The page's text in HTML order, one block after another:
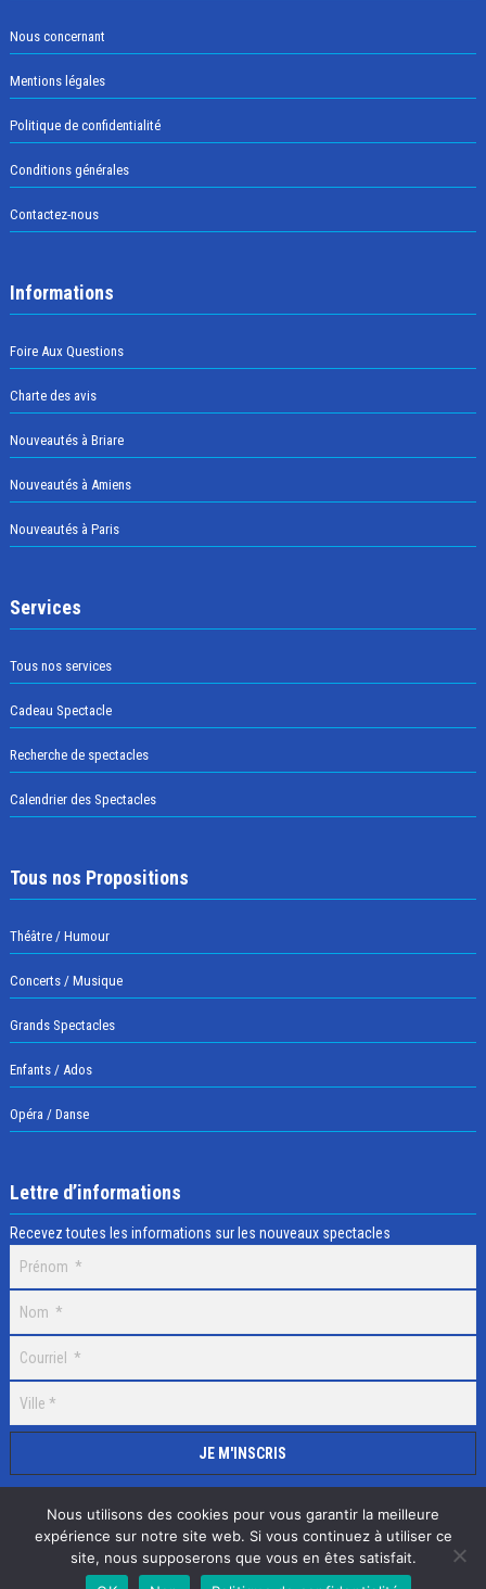
Nous concernant
Mentions légales
Politique de confidentialité
Conditions générales
Contactez-nous
Informations
Foire Aux Questions
Charte des avis
Nouveautés à Briare
Nouveautés à Amiens
Nouveautés à Paris
Services
Tous nos services
Cadeau Spectacle
Recherche de spectacles
Calendrier des Spectacles
Tous nos Propositions
Théâtre / Humour
Concerts / Musique
Grands Spectacles
Enfants / Ados
Opéra / Danse
Lettre d’informations
Recevez toutes les informations sur les nouveaux spectacles
Selectick © 2020 Tous droits réservés, RéalisationAdamaco
Nous utilisons des cookies pour vous garantir la meilleure
expérience sur notre site web. Si vous continuez à utiliser ce
site, nous supposerons que vous en êtes satisfait.